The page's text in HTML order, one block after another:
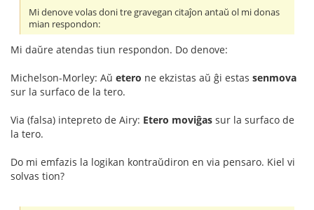
Mi denove volas doni tre gravegan citaĵon antaŭ ol mi donas
mian respondon:
Mi daŭre atendas tiun respondon. Do denove:
Michelson-Morley: Aŭ etero ne ekzistas aŭ ĝi estas senmova
sur la surfaco de la tero.
Via (falsa) intepreto de Airy: Etero moviĝas sur la surfaco de
la tero.
Do mi emfazis la logikan kontraŭdiron en via pensaro. Kiel vi
solvas tion?